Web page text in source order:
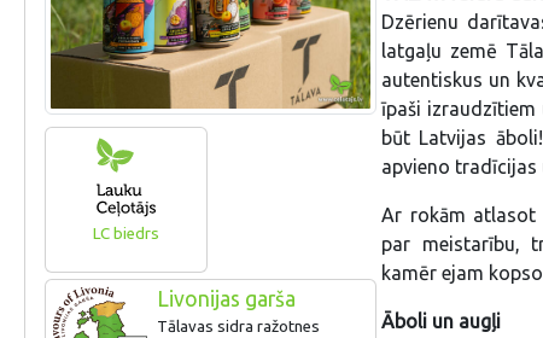
LC biedrs
Livonijas garša
Tālavas sidra ražotnes
Dzērienu
latgaļu zemē
autentiskus un
īpaši
būt Latvijas
apvieno tradīcijas
Ar rokām atlasot
par meistarību,
kamēr ejam
Āboli un augļi